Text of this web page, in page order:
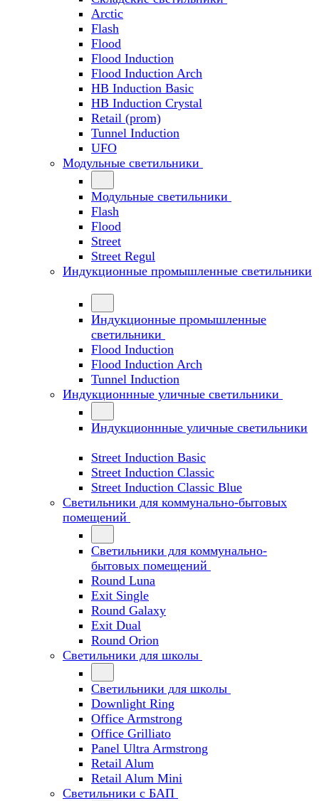
Arctic
Flash
Flood
Flood Induction
Flood Induction Arch
HB Induction Basic
HB Induction Crystal
Retail (prom)
Tunnel Induction
UFO
Модульные светильники
Модульные светильники
Flash
Flood
Street
Street Regul
Индукционные промышленные светильники
Индукционные промышленные
светильники
Flood Induction
Flood Induction Arch
Tunnel Induction
Индукционнные уличные светильники
Индукционнные уличные светильники
Street Induction Basic
Street Induction Classic
Street Induction Classic Blue
Светильники для коммунально-бытовых
помещений
Светильники для коммунально-
бытовых помещений
Round Luna
Exit Single
Round Galaxy
Exit Dual
Round Orion
Светильники для школы
Светильники для школы
Downlight Ring
Office Armstrong
Office Grilliato
Panel Ultra Armstrong
Retail Alum
Retail Alum Mini
Светильники с БАП